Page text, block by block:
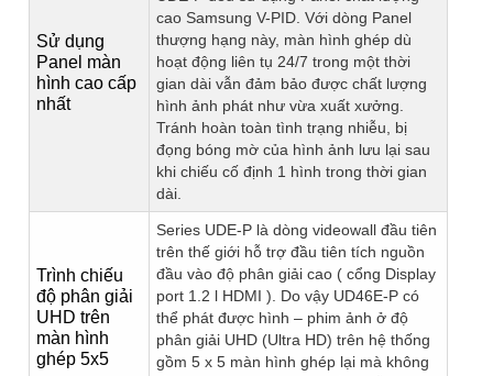
Sử dụng
Panel màn
hình cao cấp
nhất
cao Samsung V-PID. Với dòng Panel
thượng hạng này, màn hình ghép dù
hoạt động liên tụ 24/7 trong một thời
gian dài vẫn đảm bảo được chất lượng
hình ảnh phát như vừa xuất xưởng.
Tránh hoàn toàn tình trạng nhiễu, bị
đọng bóng mờ của hình ảnh lưu lại sau
khi chiếu cố định 1 hình trong thời gian
dài.
Trình chiếu
độ phân giải
UHD trên
màn hình
ghép 5x5
Series UDE-P là dòng videowall đầu tiên
trên thế giới hỗ trợ đầu tiên tích nguồn
đầu vào độ phân giải cao ( cổng Display
port 1.2 l HDMI ). Do vậy UD46E-P có
thể phát được hình – phim ảnh ở độ
phân giải UHD (Ultra HD) trên hệ thống
gồm 5 x 5 màn hình ghép lại mà không